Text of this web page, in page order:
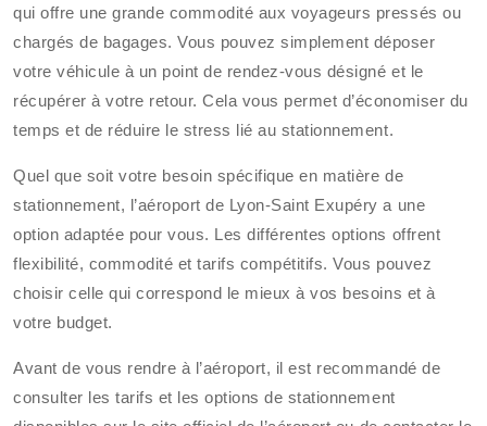
qui offre une grande commodité aux voyageurs pressés ou
chargés de bagages. Vous pouvez simplement déposer
votre véhicule à un point de rendez-vous désigné et le
récupérer à votre retour. Cela vous permet d’économiser du
temps et de réduire le stress lié au stationnement.
Quel que soit votre besoin spécifique en matière de
stationnement, l’aéroport de Lyon-Saint Exupéry a une
option adaptée pour vous. Les différentes options offrent
flexibilité, commodité et tarifs compétitifs. Vous pouvez
choisir celle qui correspond le mieux à vos besoins et à
votre budget.
Avant de vous rendre à l’aéroport, il est recommandé de
consulter les tarifs et les options de stationnement